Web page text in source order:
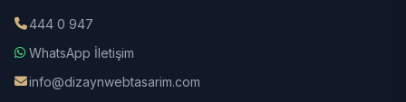
444 0 947
WhatsApp İletişim
info@dizaynwebtasarim.com